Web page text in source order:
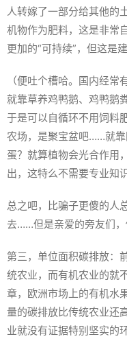
人转嫁了一部分给其他的
机物作为肥料，这是非常
更加的“可持续”，但这是
（便吐个槽哈。国内经
就靠草养鸡鸭鹅、鸡鸭鹅
于是可以自循环不用饲料
农场，是聚宝盆吧……就
蛋？就算植物会光合作用
出，这特么不需要专业知
总之吧，比骗子更傻的人
去……但是亲爱的旁友们
第三，单位面积碳排放：
统农业，而有机农业的就
章，欧洲市场上的有机水
量的碳排放比传统农业还
业就没有证据特别坚实的